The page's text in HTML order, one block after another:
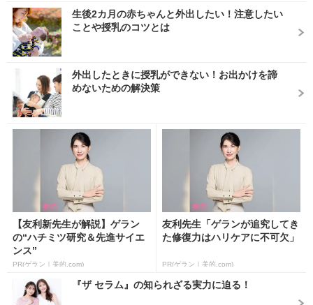
生後2カ月の赤ちゃんと外出したい！注意したい
ことや授乳のコツとは
外出したときに授乳ができない！お出かけを諦
めないための解決策
【友利新先生が解説】ゲラン
の“ハチミツ研究＆先進サイエ
ンス”
PR(ゲラン｜美的.com)
友利先生「ゲランが追究してき
た修復力はハリケアに不可欠」
PR(ゲラン｜美的.com)
『ザ セラム』の知られざる実力に迫る！